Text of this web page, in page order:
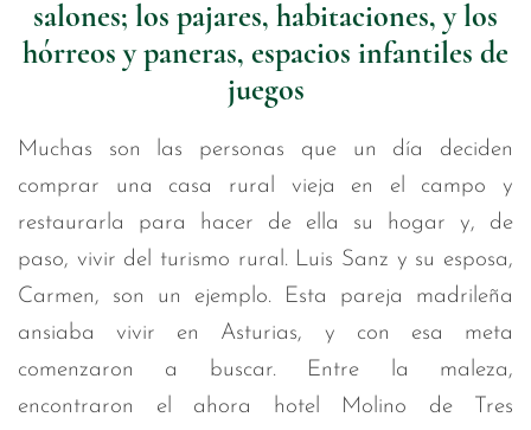
salones; los pajares, habitaciones, y los
hórreos y paneras, espacios infantiles de
juegos
Muchas son las personas que un día deciden
comprar una casa rural vieja en el campo y
restaurarla para hacer de ella su hogar y, de
paso, vivir del turismo rural. Luis Sanz y su esposa,
Carmen, son un ejemplo. Esta pareja madrileña
ansiaba vivir en Asturias, y con esa meta
comenzaron a buscar. Entre la maleza,
encontraron el ahora hotel Molino de Tres